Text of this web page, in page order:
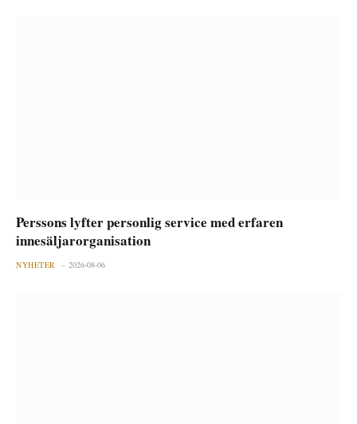
Perssons lyfter personlig service med erfaren
innesäljarorganisation
NYHETER 2026-08-06